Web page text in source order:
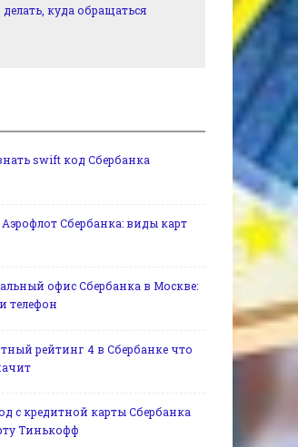
куда обращаться
swift код Сбербанка
Аэрофлот Сбербанка: виды карт
офис Сбербанка в Москве:
телефон
рейтинг 4 в Сбербанке что
с кредитной карты Сбербанка
Тинькофф